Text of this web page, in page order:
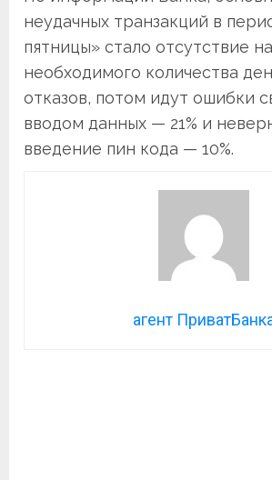
неудачных транзакций в
пятницы» стало отсутствие
необходимого количества
отказов, потом идут ошибки
вводом данных — 21% и
введение пин кода — 10%.
агент